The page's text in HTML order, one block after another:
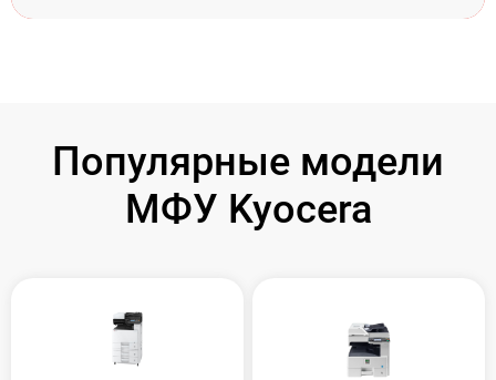
Популярные модели
МФУ Kyocera